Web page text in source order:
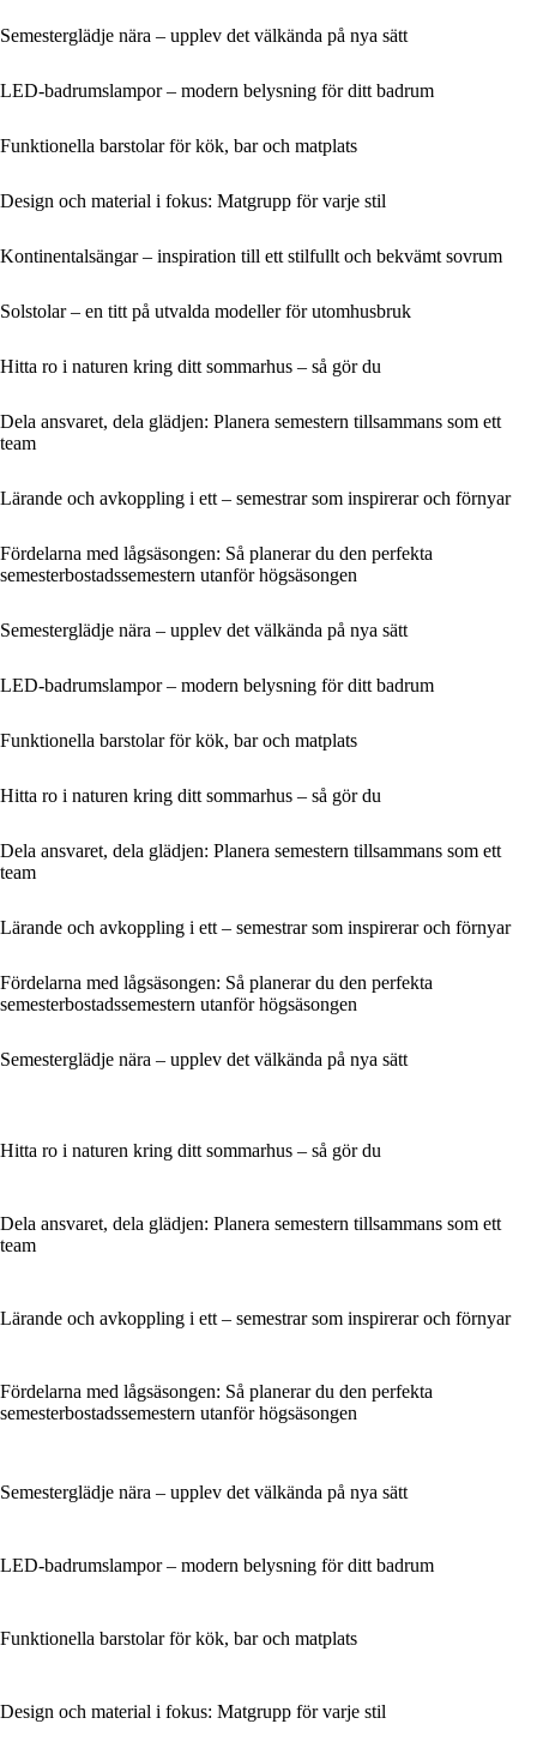
Semesterglädje nära – upplev det välkända på nya sätt
LED-badrumslampor – modern belysning för ditt badrum
Funktionella barstolar för kök, bar och matplats
Design och material i fokus: Matgrupp för varje stil
Kontinentalsängar – inspiration till ett stilfullt och bekvämt sovrum
Solstolar – en titt på utvalda modeller för utomhusbruk
Hitta ro i naturen kring ditt sommarhus – så gör du
Dela ansvaret, dela glädjen: Planera semestern tillsammans som ett
team
Lärande och avkoppling i ett – semestrar som inspirerar och förnyar
Fördelarna med lågsäsongen: Så planerar du den perfekta
semesterbostadssemestern utanför högsäsongen
Semesterglädje nära – upplev det välkända på nya sätt
LED-badrumslampor – modern belysning för ditt badrum
Funktionella barstolar för kök, bar och matplats
Hitta ro i naturen kring ditt sommarhus – så gör du
Dela ansvaret, dela glädjen: Planera semestern tillsammans som ett
team
Lärande och avkoppling i ett – semestrar som inspirerar och förnyar
Fördelarna med lågsäsongen: Så planerar du den perfekta
semesterbostadssemestern utanför högsäsongen
Semesterglädje nära – upplev det välkända på nya sätt
Hitta ro i naturen kring ditt sommarhus – så gör du
Dela ansvaret, dela glädjen: Planera semestern tillsammans som ett
team
Lärande och avkoppling i ett – semestrar som inspirerar och förnyar
Fördelarna med lågsäsongen: Så planerar du den perfekta
semesterbostadssemestern utanför högsäsongen
Semesterglädje nära – upplev det välkända på nya sätt
LED-badrumslampor – modern belysning för ditt badrum
Funktionella barstolar för kök, bar och matplats
Design och material i fokus: Matgrupp för varje stil